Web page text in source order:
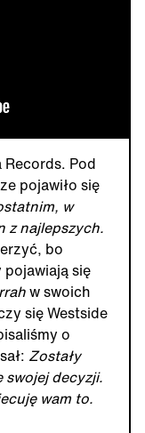
Pod
pojawiło się
w
z najlepszych.
bo
się
w swoich
się Westside
o
Zostały
swojej decyzji.
wam to.